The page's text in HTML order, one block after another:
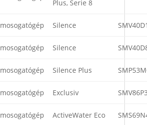
Plus, Serie 8
mosogatógép Silence
mosogatógép Silence
mosogatógép Silence Plus
mosogatógép Exclusiv
mosogatógép ActiveWater Eco